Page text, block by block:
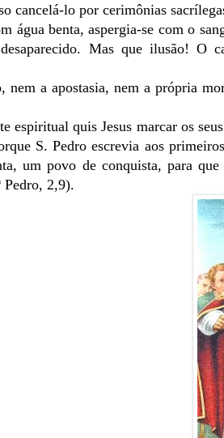
cancelá-lo por cerimônias
água benta, aspergia-se com o
Mas que ilusão! O
nem a apostasia, nem a própria
espiritual quis Jesus marcar os
S. Pedro escrevia aos
um povo de conquista, para
2,9).